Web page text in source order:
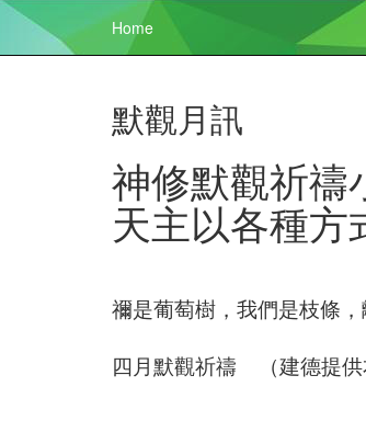
Home
默觀月訊
神修默觀祈禱
天主以各種方
禰是葡萄樹，我們是枝條
四月默觀祈禱 （建德提供